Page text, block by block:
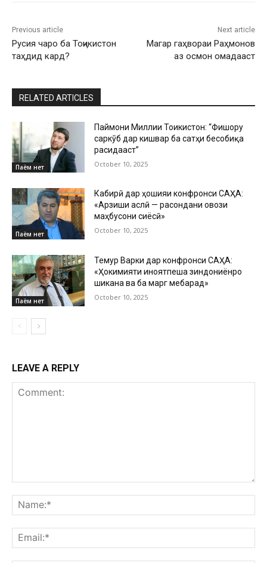
Previous article
Русия чаро ба Тоҷикистон
таҳдид кард?
Next article
Магар гаҳвораи Раҳмонов
аз осмон омадааст
RELATED ARTICLES
Паём нет
Паймони Миллии Тоҷикистон: “Фишору
саркӯб дар кишвар ба сатҳи бесобиқа
расидааст”
October 10, 2025
Паём нет
Кабирӣ дар ҳошияи конфронси САҲА:
«Арзиши аслӣ — расондани овози
маҳбусони сиёсӣ»
October 10, 2025
Паём нет
Темур Варки дар конфронси САҲА:
«Ҳокимияти ҷиноятпеша зиндониёнро
шиканҷа ва ба марг мебарад»
October 10, 2025
LEAVE A REPLY